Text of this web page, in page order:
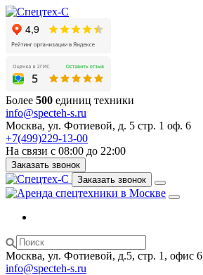
Более 500 единиц техники
info@specteh-s.ru
Москва, ул. Фотиевой, д. 5 стр. 1 оф. 6
+7(499)229-13-00
На связи с 08:00 до 22:00
Заказать звонок
Заказать звонок
Москва, ул. Фотиевой, д.5, стр. 1, офис 6
info@specteh-s.ru